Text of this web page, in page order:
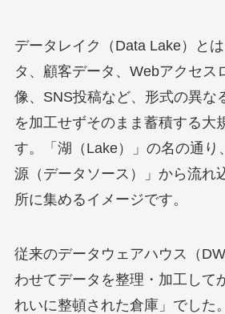
データレイク（Data Lake）と
タ、顧客データ、Webアクセス
像、SNS投稿など、形式の異な
を加工せずそのまま蓄積する大
す。「湖（Lake）」の名の通り
源（データソース）」から流れ
所に集めるイメージです。
従来のデータウェアハウス（
わせてデータを整理・加工して
れいに整頓された倉庫」でした